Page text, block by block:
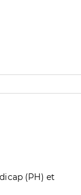
(PH) et